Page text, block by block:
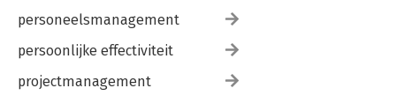
personeelsmanagement
persoonlijke effectiviteit
projectmanagement